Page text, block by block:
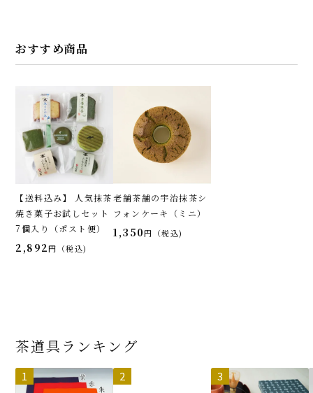
おすすめ商品
【送料込み】 人気抹茶
焼き菓子お試しセット
7個入り（ポスト便）
2,892 税込
老舗茶舗の宇治抹茶シ
フォンケーキ（ミニ）
1,350 税込
茶道具ランキング